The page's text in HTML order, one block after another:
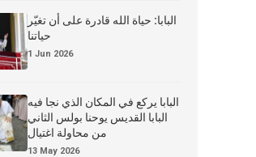
البابا: حياة الله قادرة على أن تغيّر
حياتنا
1 Jun 2026
البابا يركع في المكان الذي نجا فيه
البابا القديس يوحنا بولس الثاني
من محاولة اغتيال
13 May 2026